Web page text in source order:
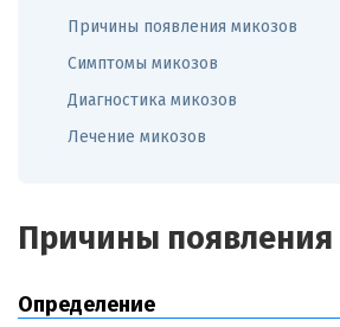
Причины появления микозов
Симптомы микозов
Диагностика микозов
Лечение микозов
Причины
Определение